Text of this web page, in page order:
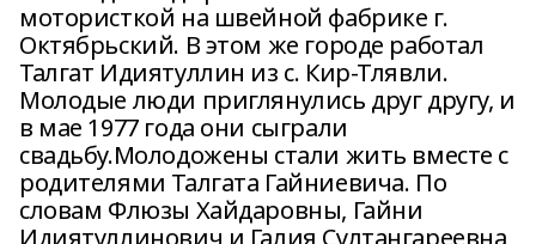
мотористкой на швейной фабрике г.
Октябрьский. В этом же городе работал
Талгат Идиятуллин из с. Кир-Тлявли.
Молодые люди приглянулись друг другу, и
в мае 1977 года они сыграли
свадьбу.Молодожены стали жить вместе с
родителями Талгата Гайниевича. По
словам Флюзы Хайдаровны, Гайни
Идиятуллинович и Галия Султангареевна